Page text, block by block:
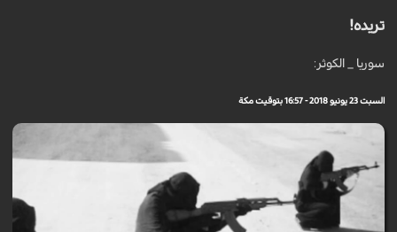
تريده!
سوريا _ الكوثر:
السبت 23 يونيو 2018 - 16:57 بتوقيت مكة